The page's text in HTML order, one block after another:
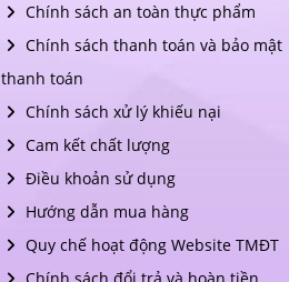
Chính sách an toàn thực phẩm
Chính sách thanh toán và bảo mật
thanh toán
Chính sách xử lý khiếu nại
Cam kết chất lượng
Điều khoản sử dụng
Hướng dẫn mua hàng
Quy chế hoạt động Website TMĐT